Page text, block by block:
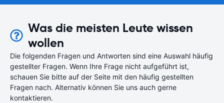
Was die meisten Leute wissen
wollen
Die folgenden Fragen und Antworten sind eine Auswahl häufig
gestellter Fragen. Wenn Ihre Frage nicht aufgeführt ist,
schauen Sie bitte auf der Seite mit den häufig gestellten
Fragen nach. Alternativ können Sie uns auch gerne
kontaktieren.